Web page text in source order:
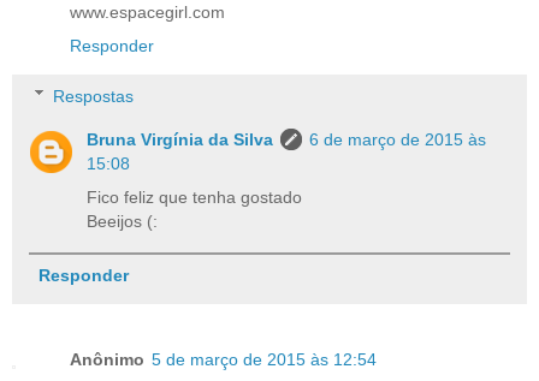
www.espacegirl.com
Responder
Respostas
Bruna Virgínia da Silva
6 de março de 2015 às
15:08
Fico feliz que tenha gostado
Beeijos (:
Responder
Anônimo 5 de março de 2015 às 12:54